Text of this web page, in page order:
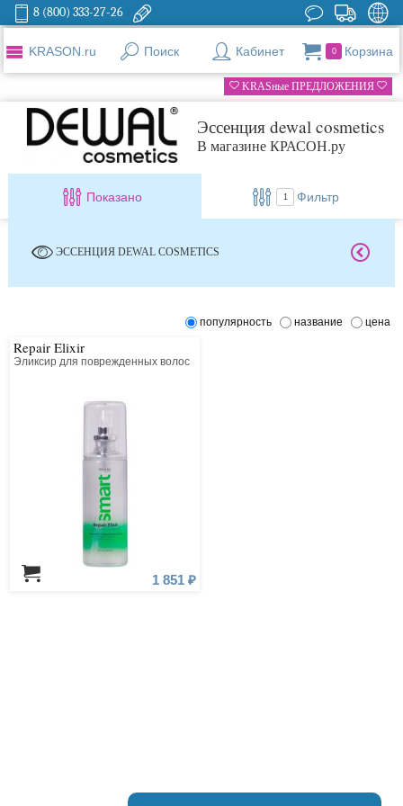
8 (800) 333-27-26
KRASON.ru Поиск Кабинет 0 Корзина
KRASные ПРЕДЛОЖЕНИЯ
Эссенция dewal cosmetics
В магазине КРАСОН.ру
Показано 1 Фильтр
ЭССЕНЦИЯ DEWAL COSMETICS
популярность название цена
Repair Elixir
Эликсир для поврежденных волос
1 851 ₽